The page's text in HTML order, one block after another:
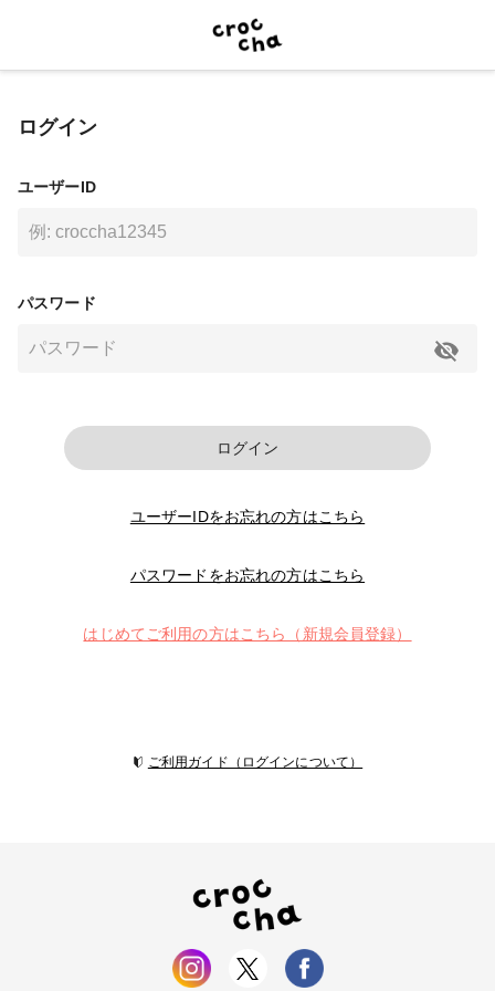
ログイン
ユーザーID
パスワード
ログイン
ユーザーIDをお忘れの方はこちら
パスワードをお忘れの方はこちら
はじめてご利用の方はこちら（新規会員登録）
ご利用ガイド（ログインについて）